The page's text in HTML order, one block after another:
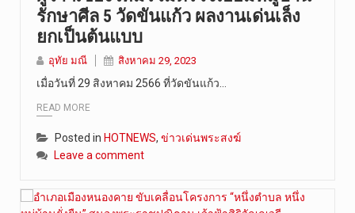
วันที่ 7 ส…
รักษาศีล 5 วัดขันแก้ว ผลงานเด่นเล็ง
ยกเป็นต้นแบบ
อุทัย มณี สิงหาคม 29, 2023
เมื่อวันที่ 29 สิงหาคม 2566 ที่วัดขันแก้ว…
READ MORE
Posted in HOTNEWS, ข่าวเด่นพระสงฆ์
Leave a comment